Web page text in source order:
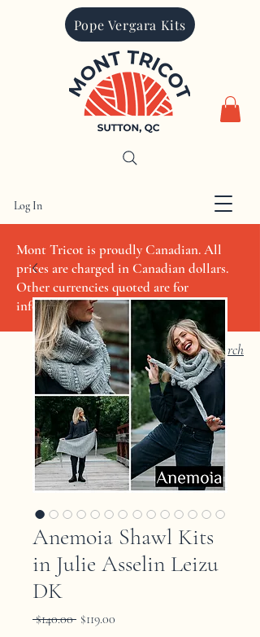
Pope Vergara Kits
CAD (C$)
Mont Tricot is proudly Canadian. All
prices are charged in Canadian dollars.
Other currencies quoted are for
informational purposes only
Log In
Search
Anemoia Shawl Kits
in Julie Asselin Leizu
DK
$140.00 Regular
$119.00